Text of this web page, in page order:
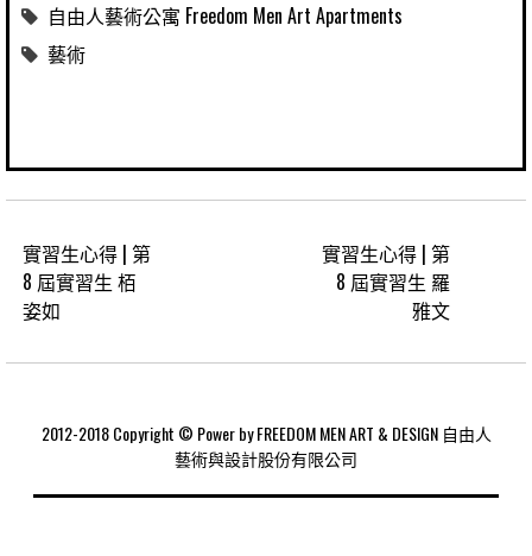
自由人藝術公寓 Freedom Men Art Apartments
藝術
實習生心得 | 第
8 屆實習生 栢
姿如
實習生心得 | 第
8 屆實習生 羅
雅文
2012-2018 Copyright © Power by FREEDOM MEN ART & DESIGN 自由人
藝術與設計股份有限公司